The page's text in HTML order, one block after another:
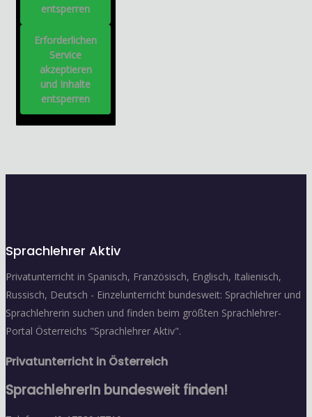
entsperren
Erforderlichen
Service
akzeptieren
und Inhalte
entsperren
Sprachlehrer Aktiv
Privatunterricht in Spanisch, Französisch, Englisch, Italienisch,
Russisch, Deutsch - Einzelunterricht bundesweit: Sprachlehrer und
Sprachlehrerin suchen und finden beim größten Sprachlehrer-
Portal Österreichs "Sprachlehrer Aktiv".
Privatunterricht in Österreich
SprachlehrerIn bundesweit finden!